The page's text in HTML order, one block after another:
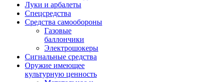
Луки и арбалеты
Спецсредства
Средства самообороны
Газовые
баллончики
Электрошокеры
Сигнальные средства
Оружие имеющее
культурную ценность